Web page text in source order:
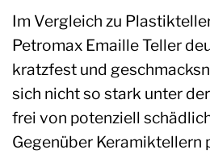
Im Vergleich zu
Petromax Emaille Teller
kratzfest und
sich nicht so stark unter
frei von potenziell
Gegenüber Keramiktellern